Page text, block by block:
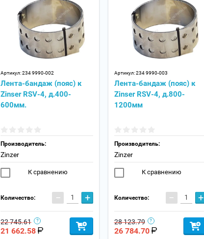
Артикул:234 9990-002
Лента-бандаж (пояс) к
Zinser RSV-4, д.400-
600мм.
Производитель:
Zinzer
К сравнению
Количество: − +
22 745.61
21 662.58
Артикул:234 9990-003
Лента-бандаж (пояс) к
Zinser RSV-4, д.800-
1200мм
Производитель:
Zinzer
К сравнению
Количество: − +
28 123.79
26 784.70